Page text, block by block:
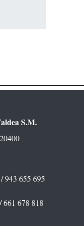
S.M.
/ 943 655 695
678 818